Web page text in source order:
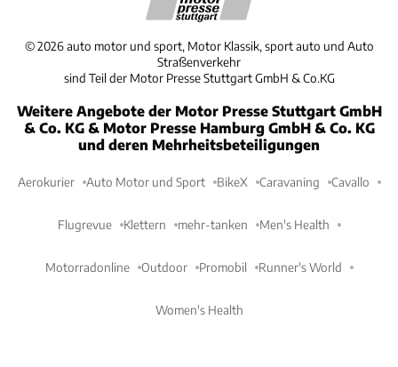
©2026 auto motor und sport, Motor Klassik, sport auto und Auto
Straßenverkehr
sind Teil der Motor Presse Stuttgart GmbH & Co.KG
Weitere Angebote der Motor Presse Stuttgart GmbH
& Co. KG & Motor Presse Hamburg GmbH & Co. KG
und deren Mehrheitsbeteiligungen
Aerokurier Auto Motor und Sport BikeX Caravaning Cavallo
Flugrevue Klettern mehr-tanken Men's Health
Motorradonline Outdoor Promobil Runner's World
Women's Health